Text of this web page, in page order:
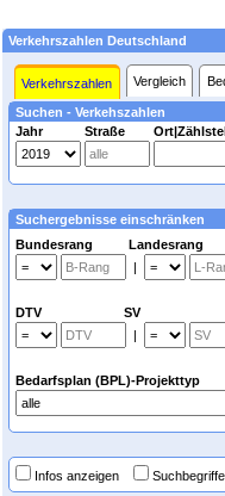
Verkehrszahlen Deutschland
Verkehrszahlen Vergleich
Suchen - Verkehszahlen
Jahr
Straße
Suchergebnisse einschränken
Bundesrang Landesrang
|
DTV SV
|
Bedarfsplan (BPL)-Projekttyp
Infos anzeigen